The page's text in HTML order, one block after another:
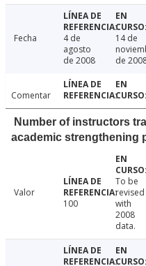
Fecha
4 de
agosto
de 2008
14 de
de
Comentar
Number of instructors
academic strengthening
Valor
100
To be
revised
with
2008
data.